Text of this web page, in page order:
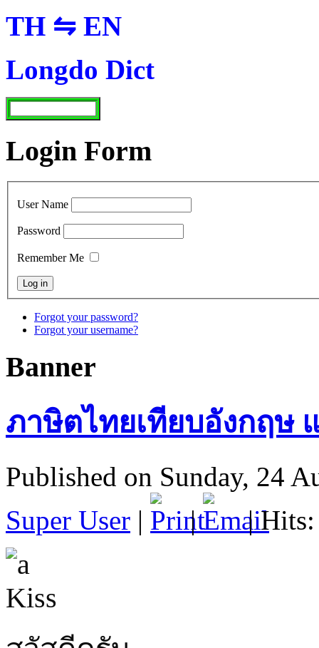
TH ⇋ EN
Longdo Dict
Login Form
User Name
Password
Remember Me
Forgot your password?
Forgot your username?
Banner
ภาษิตไทยเทียบอังกฤษ
Published on Sunday, 24
Super User | | | Hits: